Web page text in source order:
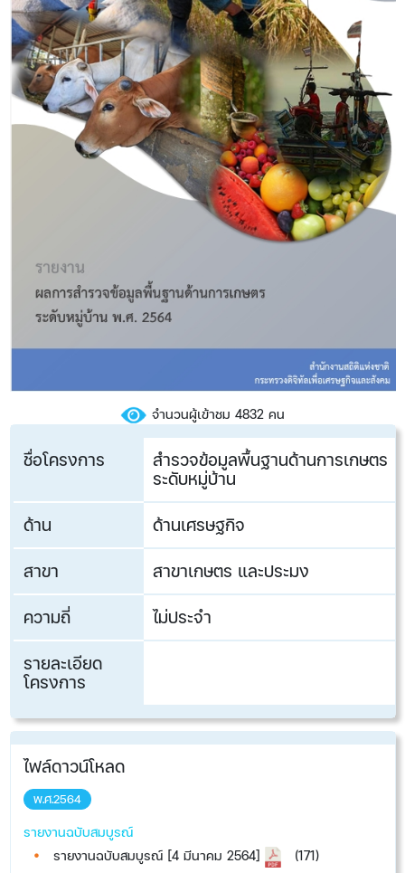
จำนวนผู้เข้าชม 4832 คน
ชื่อโครงการ
สำรวจข้อมูลพื้นฐานด้านการเกษตร
ระดับหมู่บ้าน
ด้าน ด้านเศรษฐกิจ
สาขา สาขาเกษตร และประมง
ความถี่ ไม่ประจำ
รายละเอียด
โครงการ
ไฟล์ดาวน์โหลด
พ.ศ.2564​
รายงานฉบับสมบูรณ์
รายงานฉบับสมบูรณ์ [4 มีนาคม 2564]
(171)